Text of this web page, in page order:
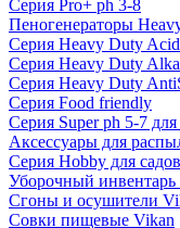
Серия Pro+ ph 3-8
Пеногенераторы
Серия Heavy Duty
Серия Heavy Duty
Серия Heavy Duty
Серия Food friendly
Серия Super ph 5-7 для
Аксессуары для
Серия Hobby для
Уборочный инвентарь
Сгоны и осушители
Совки пищевые Vikan